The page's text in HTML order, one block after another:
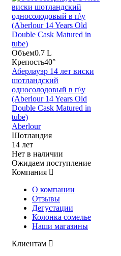
Объем0.7 L
Крепость40°
Аберлауэр 14 лет виски
шотландский
односолодовый в п\у
(Aberlour 14 Years Old
Double Cask Matured in
tube)
Aberlour
Шотландия
14 лет
Нет в наличии
Ожидаем поступление
Компания
О компании
Отзывы
Дегустации
Колонка сомелье
Наши магазины
Клиентам